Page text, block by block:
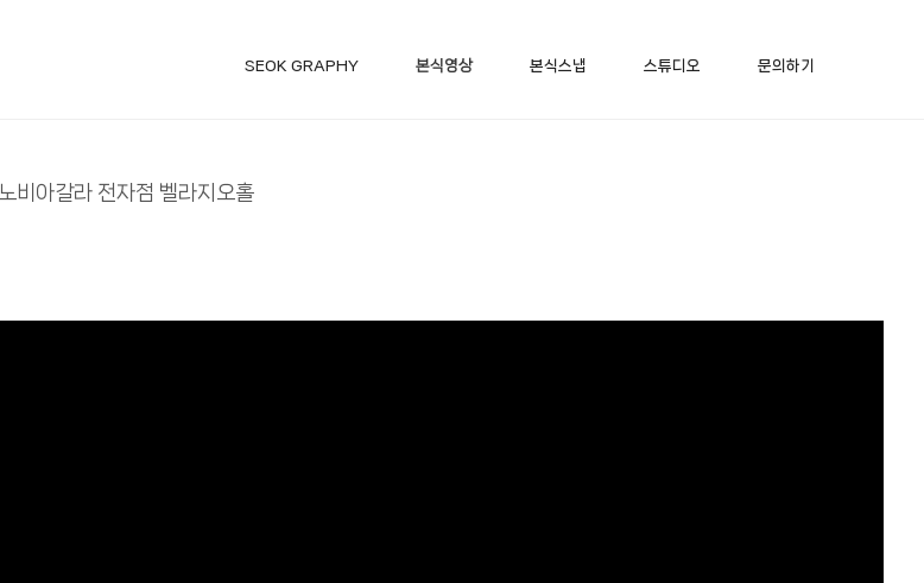
SEOK GRAPHY 본식영상 본식스냅 스튜디오 문의하기
노비아갈라 전자점 벨라지오홀